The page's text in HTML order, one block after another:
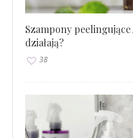
Szampony
działają?
38